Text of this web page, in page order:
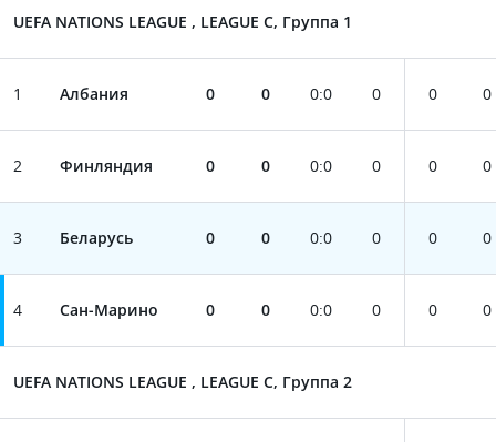
UEFA NATIONS LEAGUE , LEAGUE C, Группа 1
1 Албания 0 0 0:0 0 0 0
2 Финляндия 0 0 0:0 0 0 0
3 Беларусь 0 0 0:0 0 0 0
4 Сан-Марино 0 0 0:0 0 0 0
UEFA NATIONS LEAGUE , LEAGUE C, Группа 2